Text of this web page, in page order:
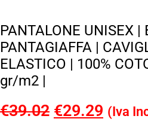
PANTALONE UNISEX |
PANTAGIAFFA |
ELASTICO | 100%
gr/m2 |
€39.02 Il
€29.29 Il
(Iva